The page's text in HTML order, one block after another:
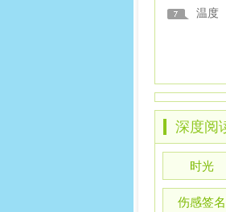
温度
深度阅
时光
伤感签名